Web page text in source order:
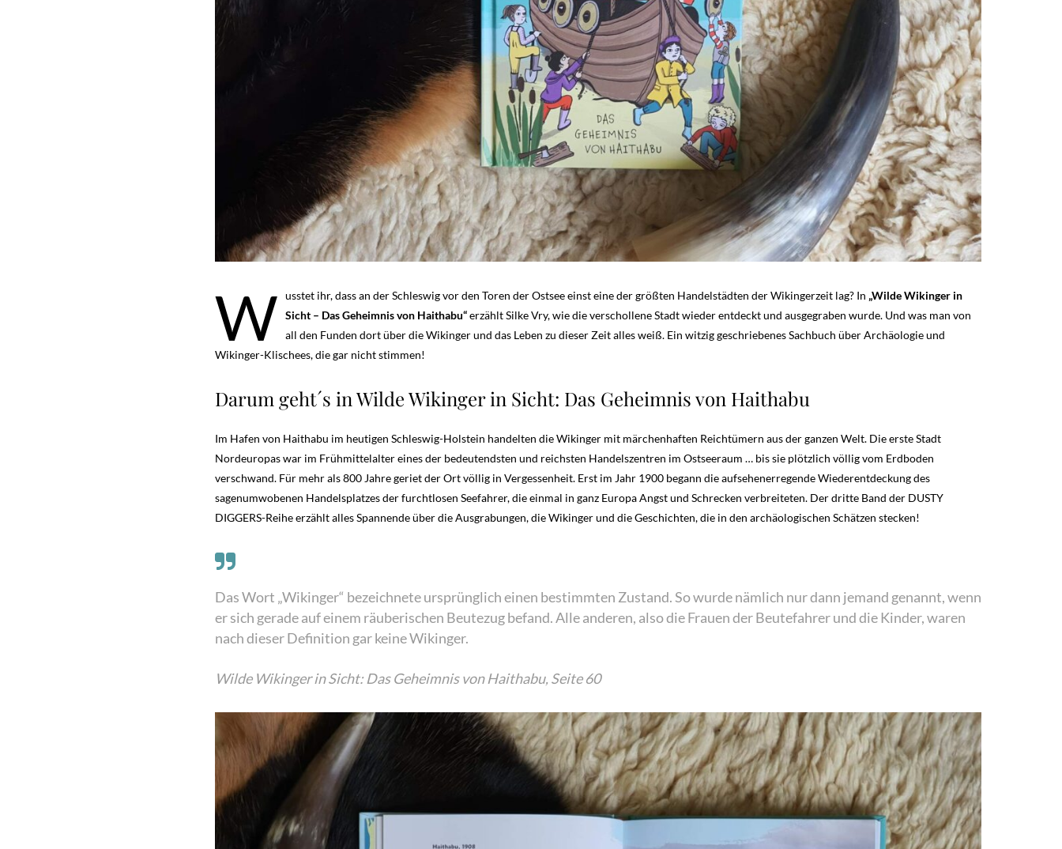
W usstet ihr, dass an der Schleswig vor den Toren der Ostsee einst eine der größten Handelstädten der Wikingerzeit lag? In „Wilde Wikinger in
Sicht – Das Geheimnis von Haithabu“erzählt Silke Vry, wie die verschollene Stadt wieder entdeckt und ausgegraben wurde. Und was man von
all den Funden dort über die Wikinger und das Leben zu dieser Zeit alles weiß. Ein witzig geschriebenes Sachbuch über Archäologie und
Wikinger-Klischees, die gar nicht stimmen!
Darum geht´s in Wilde Wikinger in Sicht: Das Geheimnis von Haithabu
Im Hafen von Haithabu im heutigen Schleswig-Holstein handelten die Wikinger mit märchenhaften Reichtümern aus der ganzen Welt. Die erste Stadt
Nordeuropas war im Frühmittelalter eines der bedeutendsten und reichsten Handelszentren im Ostseeraum … bis sie plötzlich völlig vom Erdboden
verschwand. Für mehr als 800 Jahre geriet der Ort völlig in Vergessenheit. Erst im Jahr 1900 begann die aufsehenerregende Wiederentdeckung des
sagenumwobenen Handelsplatzes der furchtlosen Seefahrer, die einmal in ganz Europa Angst und Schrecken verbreiteten. Der dritte Band der DUSTY
DIGGERS-Reihe erzählt alles Spannende über die Ausgrabungen, die Wikinger und die Geschichten, die in den archäologischen Schätzen stecken!
Das Wort „Wikinger“ bezeichnete ursprünglich einen bestimmten Zustand. So wurde nämlich nur dann jemand genannt, wenn
er sich gerade auf einem räuberischen Beutezug befand. Alle anderen, also die Frauen der Beutefahrer und die Kinder, waren
nach dieser Definition gar keine Wikinger.
Wilde Wikinger in Sicht: Das Geheimnis von Haithabu, Seite 60